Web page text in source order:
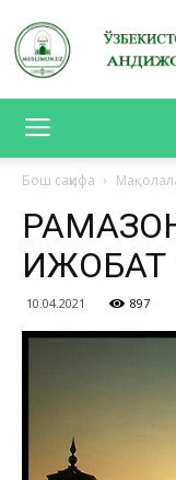
Бош саҳифа
ИЖОБАТ
10.04.2021 897